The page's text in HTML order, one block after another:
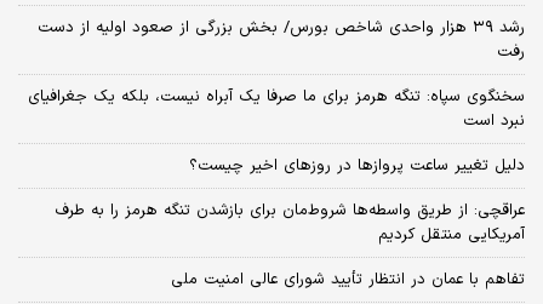
رشد ۳۹ هزار واحدی شاخص بورس/ بخش بزرگی از صعود اولیه از دست
رفت
سخنگوی سپاه: تنگه هرمز برای ما صرفا یک آبراه نیست، بلکه یک جغرافیای
نبرد است
دلیل تغییر ساعت پروازها در روزهای اخیر چیست؟
عراقچی: از طریق واسطه‌ها شروط‌مان برای بازشدن تنگه هرمز را به طرف
آمریکایی منتقل کردیم
تفاهم با عمان در انتظار تأیید شورای عالی امنیت ملی